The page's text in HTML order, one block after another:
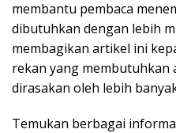
membantu pembaca
dibutuhkan dengan lebih
membagikan artikel ini
rekan yang membutuhkan
dirasakan oleh lebih
Temukan berbagai